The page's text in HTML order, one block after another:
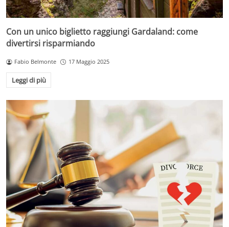
Con un unico biglietto raggiungi Gardaland: come
divertirsi risparmiando
Fabio Belmonte 17 Maggio 2025
Leggi di più